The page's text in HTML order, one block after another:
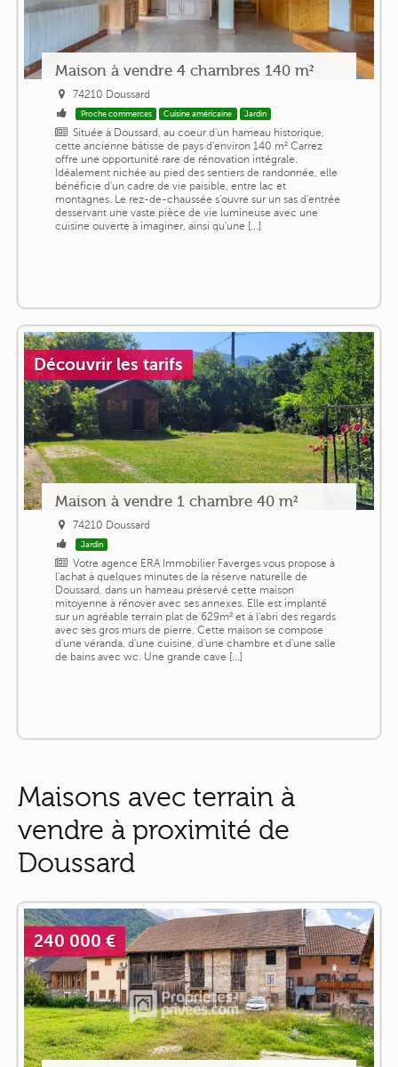
Maison à vendre 4 chambres 140 m²
74210 Doussard
Proche commerces Cuisine américaine Jardin
Située à Doussard, au coeur d'un hameau historique,
cette ancienne bâtisse de pays d'environ 140 m² Carrez
offre une opportunité rare de rénovation intégrale.
Idéalement nichée au pied des sentiers de randonnée, elle
bénéficie d'un cadre de vie paisible, entre lac et
montagnes. Le rez-de-chaussée s'ouvre sur un sas d'entrée
desservant une vaste pièce de vie lumineuse avec une
cuisine ouverte à imaginer, ainsi qu'une [...]
Découvrir les tarifs
Maison à vendre 1 chambre 40 m²
74210 Doussard
Jardin
Votre agence ERA Immobilier Faverges vous propose à
l'achat à quelques minutes de la réserve naturelle de
Doussard, dans un hameau préservé cette maison
mitoyenne à rénover avec ses annexes. Elle est implanté
sur un agréable terrain plat de 629m² et à l'abri des regards
avec ses gros murs de pierre. Cette maison se compose
d'une véranda, d'une cuisine, d'une chambre et d'une salle
de bains avec wc. Une grande cave [...]
Maisons avec terrain à
vendre à proximité de
Doussard
240 000 €